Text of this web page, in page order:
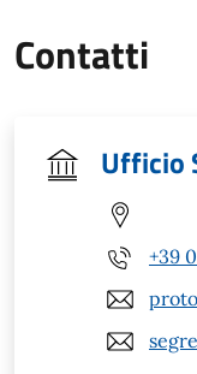
Contatti
Ufficio
+39